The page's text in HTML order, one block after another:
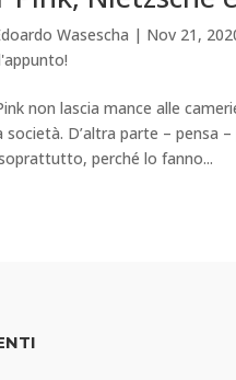
Wasescha | Nov 21,
non lascia mance alle
società. D’altra parte – pensa
perché lo fanno...